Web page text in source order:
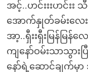
အင့်..ဟင်းးးဟင်းး
အောက်နှုတ်ခမ်းလ
အာ့..ရှီးးရှီးမြန်မြ
ကျနော်ဝမ်းသာသွား
နော်ရဲ့ဆောင်ချက်